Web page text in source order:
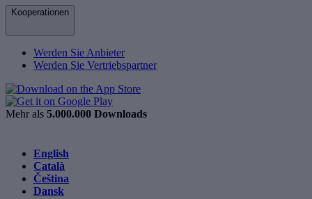
Kooperationen
Werden Sie Anbieter
Werden Sie Vertriebspartner
Mehr als 5.000.000 Downloads
English
Català
Čeština
Dansk